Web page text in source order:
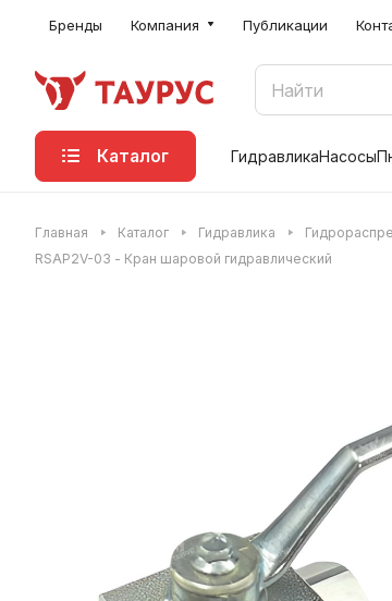
Бренды Компания Публикации
Каталог ГидравликаНасосы
Главная Каталог Гидравлика
RSAP2V-03 - Кран шаровой гидравлический